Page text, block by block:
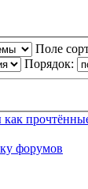
Поле
Порядок:
как
форумов